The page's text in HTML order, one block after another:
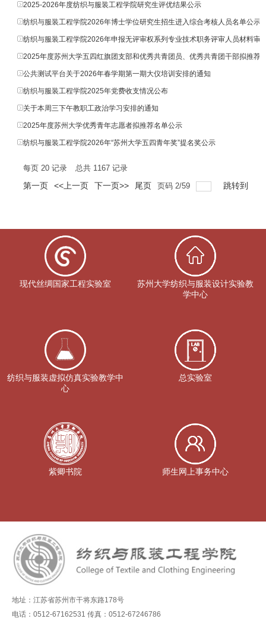
2025-2026年度纺织与服装工程学院研究生评优结果公示
纺织与服装工程学院2026年博士学位研究生招生进入综合考核人员名单公示
纺织与服装工程学院2026年申报无评审权系列专业技术职务评审人员材料审
2025年度苏州大学五四红旗团支部和优秀共青团员、优秀共青团干部拟推荐
公共测试平台关于2026年春学期第一期大仪培训安排的通知
纺织与服装工程学院2025年党费收支情况公布
关于本周三下午教职工政治学习安排的通知
2025年度苏州大学优秀青年志愿者拟推荐名单公示
纺织与服装工程学院2026年“苏州大学五四青年奖”提名奖公示
每页 20记录 总共 1167记录
第一页 <<上一页 下一页>> 尾页 页码 2/59 跳转到
现代丝绸国家工程实验室
苏州大学纺织与服装设计实验教
学中心
纺织与服装虚拟仿真实验教学中
心
总实验室
紫卿书院 师生网上事务中心
地址：江苏省苏州市干将东路178号
电话：0512-67162531 传真：0512-67246786